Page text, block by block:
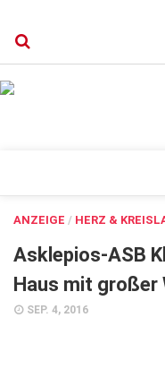
Blick ins Innere
Forschung
Herz & Kreislauf
Orthopädie
ANZEIGE / HERZ &
Asklepios-ASB
Haus mit großer
SEP. 4, 2016